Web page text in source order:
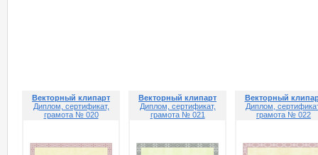
Векторный клипарт
Диплом, сертификат,
грамота № 020
Векторный клипарт
Диплом, сертификат,
грамота № 021
Векторный
Диплом,
грамота № 022